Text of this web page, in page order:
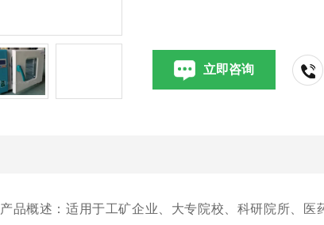
立即咨询
产品概述：适用于工矿企业、大专院校、科研院所、医